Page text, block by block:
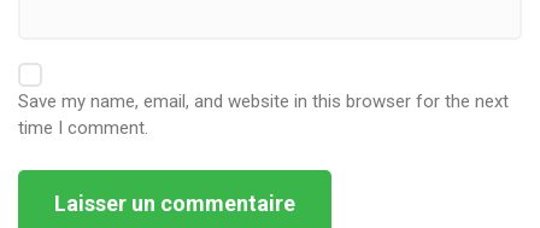
Save my name, email, and website in this browser for the next
time I comment.